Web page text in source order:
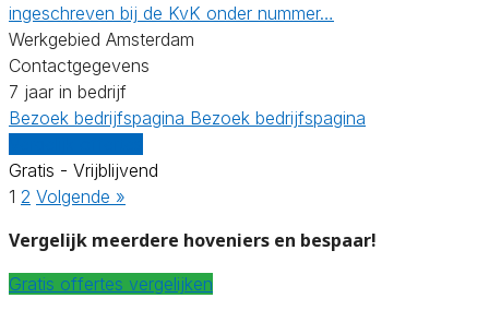
ingeschreven bij de KvK onder nummer…
Werkgebied Amsterdam
Contactgegevens
7 jaar in bedrijf
Bezoek bedrijfspagina Bezoek bedrijfspagina
Gratis - Vrijblijvend
1 2 Volgende »
Vergelijk meerdere hoveniers en bespaar!
Gratis offertes vergelijken